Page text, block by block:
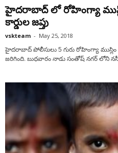
హైదరాబాద్ లో రోహింగ్యా
కార్డుల జప్తు
vskteam - May 25, 2018
హైదరాబాద్ పోలీసులు 5 గురు రోహింగ్యా ముస్లిం
జరిగింది. బుధవారం నాడు సంతోష్ నగర్ లోని